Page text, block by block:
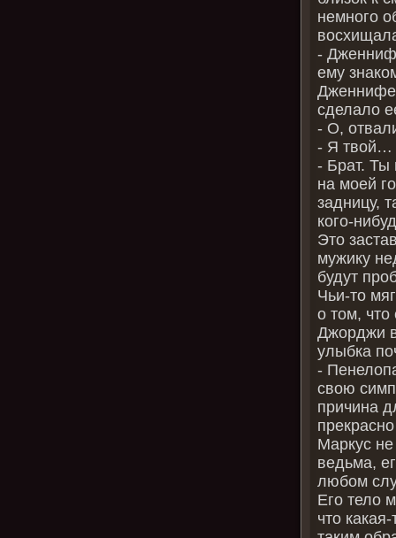
немного
‑
ему
сделало
‑ О,
‑ Я твой…
‑ Брат.
на моей
задницу,
Это
мужику
будут
Чьи‑то
о том, что
Джорджи
улыбка
‑
свою
причина
Маркус
ведьма,
любом
Его тело
что